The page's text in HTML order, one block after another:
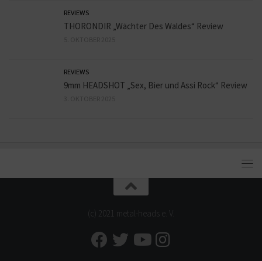
REVIEWS
THORONDIR „Wächter Des Waldes“ Review
REVIEWS
9mm HEADSHOT „Sex, Bier und Assi Rock“ Review
(c) 2021 metal-heads e. V.